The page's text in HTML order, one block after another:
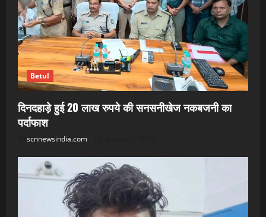
Betul
दिनदहाड़े हुई 20 लाख रुपये की सनसनीखेज नकबजनी का
पर्दाफाश
scnnewsindia.com